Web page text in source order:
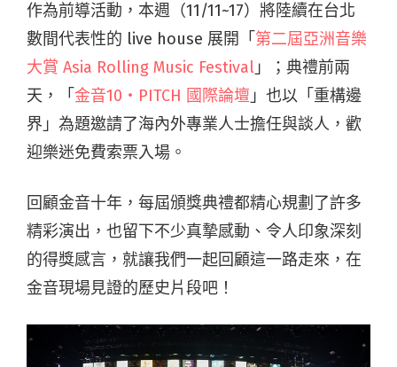
作為前導活動，本週（11/11~17）將陸續在台北
數間代表性的 live house 展開「 第二屆亞洲音樂
大賞 Asia Rolling Music Festival 」；典禮前兩
天，「 金音10・PITCH 國際論壇 」也以「重構邊
界」為題邀請了海內外專業人士擔任與談人，歡
迎樂迷免費索票入場。
回顧金音十年，每屆頒獎典禮都精心規劃了許多
精彩演出，也留下不少真摯感動、令人印象深刻
的得獎感言，就讓我們一起回顧這一路走來，在
金音現場見證的歷史片段吧！